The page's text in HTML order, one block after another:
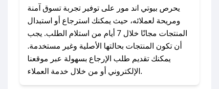
### كيف تحصل على كوبونات خصم حصرية من
بيوتي اند مور؟
للحصول على كوبونات وخصومات حصرية، قم بما
يلي:
- اضغط على أيقونة متابعة لمتجر بيوتي اند مور في
يحرص بيوتي اند مور على توفير تجربة تسوق آمنة
ومريحة لعملائه، حيث يمكنك استرجاع أو استبدال
المنتجات مجانًا خلال 7 أيام من استلام الطلب. يجب
أن تكون المنتجات بحالتها الأصلية وغير مستخدمة.
يمكنك تقديم طلب الإرجاع بسهولة عبر موقعنا
الإلكتروني أو من خلال خدمة العملاء.